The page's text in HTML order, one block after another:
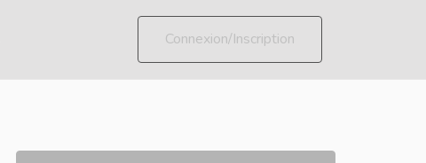
Connexion/Inscription